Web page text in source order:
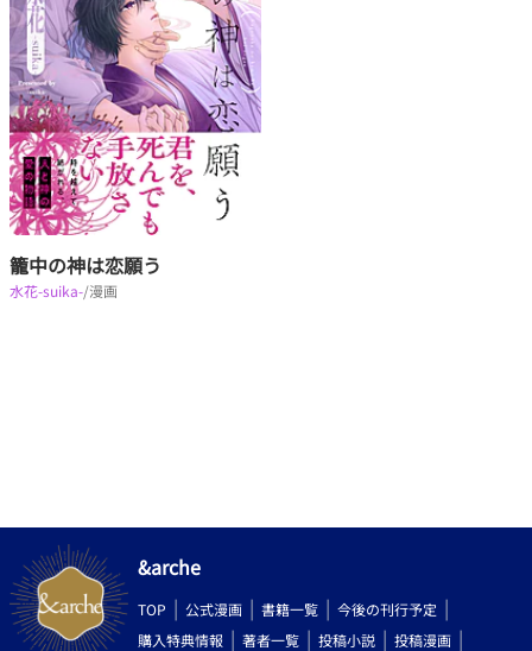
籠中の神は恋願う
水花-suika-/漫画
&arche
TOP 公式漫画 書籍一覧
今後の刊行予定
購入特典情報
著者一覧 投稿小説 投稿漫画